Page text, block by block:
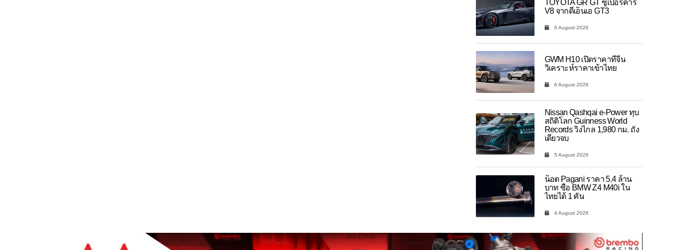
TOYOTA GR GT ซูเปอร์คาร์
V8 จากดีเอ็นเอ GT3
6 August 2026
GWM H10 เปิดราคาที่จีน
วิเคราะห์ราคาเข้าไทย
6 August 2026
Nissan Qashqai e-Power ทุบ
สถิติโลก Guinness World
Records วิ่งไกล 1,980 กม. ถัง
เดียวจบ
5 August 2026
น็อต Pagani ราคา 5.4 ล้าน
บาท ซื้อ BMW Z4 M40i ใน
ไทยได้ 1 คัน
4 August 2026